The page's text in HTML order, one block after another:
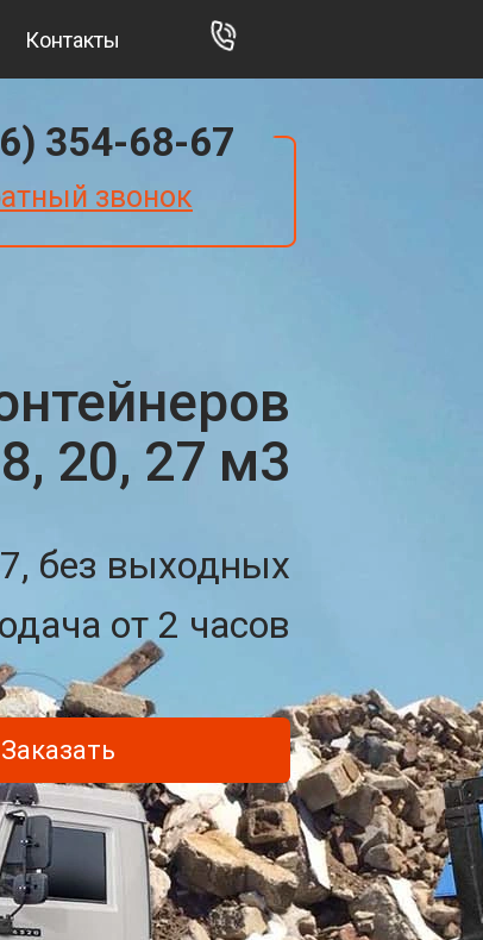
Контакты
354-68-67
звонок
20, 27 м3
без выходных
от 2 часов
Заказать